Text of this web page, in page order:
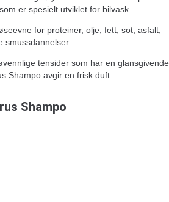
er spesielt utviklet for bilvask.
for proteiner, olje, fett, sot, asfalt,
smussdannelser.
tensider som har en glansgivende
Shampo avgir en frisk duft.
Shampo